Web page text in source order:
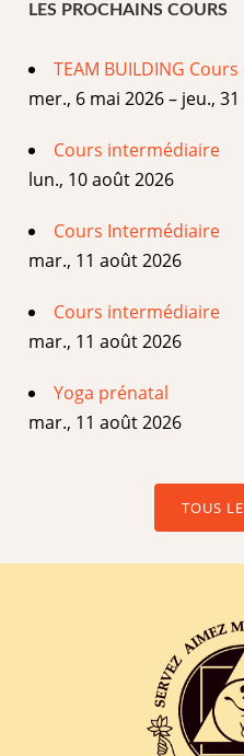
LES PROCHAINS COURS
TEAM BUILDING
mer., 6 mai 2026 – jeu.,
Cours intermédiaire
lun., 10 août 2026
Cours Intermédiaire
mar., 11 août 2026
Cours intermédiaire
mar., 11 août 2026
Yoga prénatal
mar., 11 août 2026
TOUS